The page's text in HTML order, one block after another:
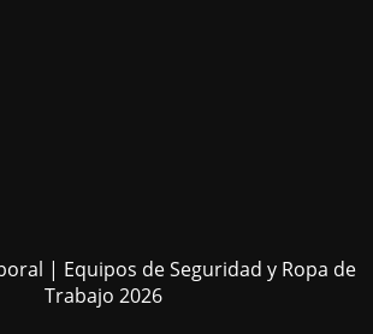
| Equipos de Seguridad y Ropa de
Trabajo 2026